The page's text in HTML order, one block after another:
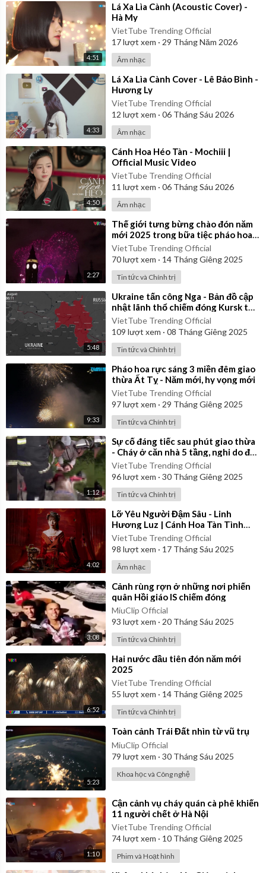
4:51
⁣Lá Xa Lìa Cành (Acoustic Cover) -
Hà My
VietTube Trending Official
17lượt xem · 29 Tháng Năm 2026
Âm nhạc
4:33
⁣Lá Xa Lìa Cành Cover - Lê Bảo Bình -
Hương Ly
VietTube Trending Official
12 lượt xem · 06 Tháng Sáu 2026
Âm nhạc
4:50
⁣Cánh Hoa Héo Tàn - Mochiii |
Official Music Video
VietTube Trending Official
11 lượt xem · 06 Tháng Sáu 2026
Âm nhạc
2:27
⁣Thế giới tưng bừng chào đón năm
mới 2025 trong bữa tiệc pháo hoa
màu sắc
VietTube Trending Official
70lượt xem · 14 Tháng Giêng 2025
Tin tức và Chính trị
5:48
⁣Ukraine tấn công Nga - Bản đồ cập
nhật lãnh thổ chiếm đóng Kursk từ
ngày 06/08/2024 đến 06/01/2025
VietTube Trending Official
109 lượt xem · 08 Tháng Giêng 2025
Tin tức và Chính trị
9:33
⁣Pháo hoa rực sáng 3 miền đêm giao
thừa Ất Tỵ - Năm mới, hy vọng mới
VietTube Trending Official
97lượt xem · 29 Tháng Giêng 2025
Tin tức và Chính trị
1:12
⁣Sự cố đáng tiếc sau phút giao thừa
- Cháy ở căn nhà 5 tầng, nghi do đốt
pháo hoa
VietTube Trending Official
96lượt xem · 30 Tháng Giêng 2025
Tin tức và Chính trị
4:02
⁣Lỡ Yêu Người Đậm Sâu - Linh
Hương Luz | Cánh Hoa Tàn Tình
Tan Và Em... | Official Music Video
VietTube Trending Official
98 lượt xem · 17 Tháng Sáu 2025
Âm nhạc
3:08
⁣Cảnh rùng rợn ở những nơi phiến
quân Hồi giáo IS chiếm đóng
MiuClip Official
93 lượt xem · 20 Tháng Sáu 2025
Tin tức và Chính trị
6:52
⁣Hai nước đầu tiên đón năm mới
2025
VietTube Trending Official
55 lượt xem · 14 Tháng Giêng 2025
Tin tức và Chính trị
5:23
⁣Toàn cảnh Trái Đất nhìn từ vũ trụ
MiuClip Official
79 lượt xem · 30 Tháng Sáu 2025
Khoa học và Công nghệ
1:10
⁣Cận cảnh vụ cháy quán cà phê khiến
11 người chết ở Hà Nội
VietTube Trending Official
74lượt xem · 10 Tháng Giêng 2025
Phim và Hoạt hình